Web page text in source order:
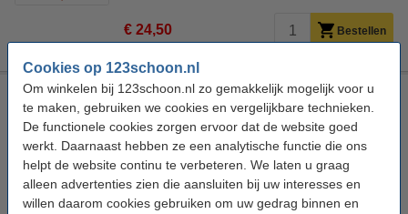
Cookies op 123schoon.nl
Om winkelen bij 123schoon.nl zo gemakkelijk mogelijk voor u
te maken, gebruiken we cookies en vergelijkbare technieken.
De functionele cookies zorgen ervoor dat de website goed
werkt. Daarnaast hebben ze een analytische functie die ons
helpt de website continu te verbeteren. We laten u graag
alleen advertenties zien die aansluiten bij uw interesses en
willen daarom cookies gebruiken om uw gedrag binnen en
€ 24,50 Bestellen
Gardena Combisystem | straatbezem | 45 cm
Gardena Gardena Combisystem
Bekijk de specificaties en beschrijving
Direct leverbaar